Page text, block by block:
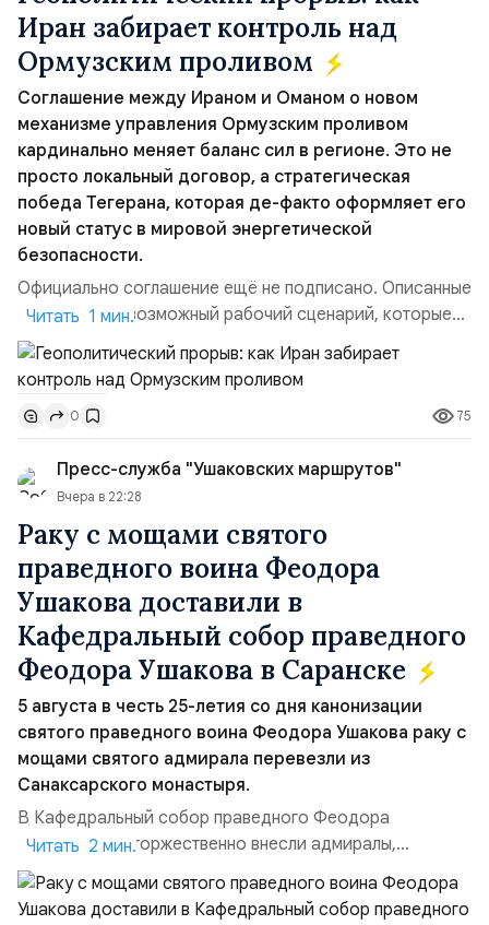
Иран забирает контроль над
Ормузским проливом
Соглашение между Ираном и Оманом о новом
механизме управления Ормузским проливом
кардинально меняет баланс сил в регионе. Это не
просто локальный договор, а стратегическая
победа Тегерана, которая де-факто оформляет его
новый статус в мировой энергетической
безопасности.
Официально соглашение ещё не подписано. Описанные
пункты — это возможный рабочий сценарий, которые
скорее всего будут реализованы.Разбираем ключевые
тезисы и последствия этого соглашения:. 1. Новые
доли контроля (75 на 25). Было: Ранее Иран и Оман
контролировали пролив на паритетных началах —
50/50. Стало: Новое соглашение закрепляет за
Ираном...
Читать 1 мин.
0 75
Пресс-служба "Ушаковских маршрутов"
Вчера в 22:28
Раку с мощами святого
праведного воина Феодора
Ушакова доставили в
Кафедральный собор праведного
Феодора Ушакова в Саранске
5 августа в честь 25-летия со дня канонизации
святого праведного воина Феодора Ушакова раку с
мощами святого адмирала перевезли из
Санаксарского монастыря.
В Кафедральный собор праведного Феодора
Ушакова раку торжественно внесли адмиралы,
участвовавшие в канонизации святого праведного
воина Феодора Ушакова 25 лет назад:Адмирал
Читать 2 мин.